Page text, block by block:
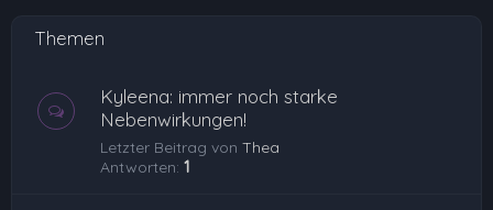
Themen
Kyleena: immer noch starke
Nebenwirkungen!
Letzter Beitrag von Thea
Antworten: 1